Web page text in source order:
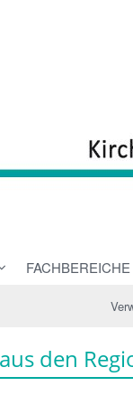
FACHBEREICHE
den